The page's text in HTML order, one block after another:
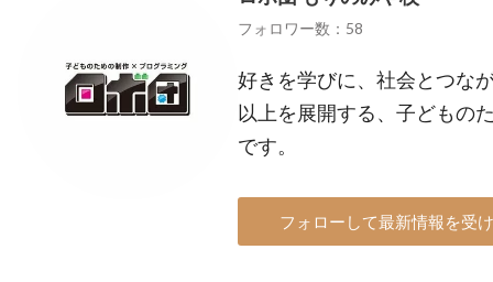
フォロワー数：58
好きを学びに、社会とつな
以上を展開する、子どもの
です。
フォローして最新情報を受